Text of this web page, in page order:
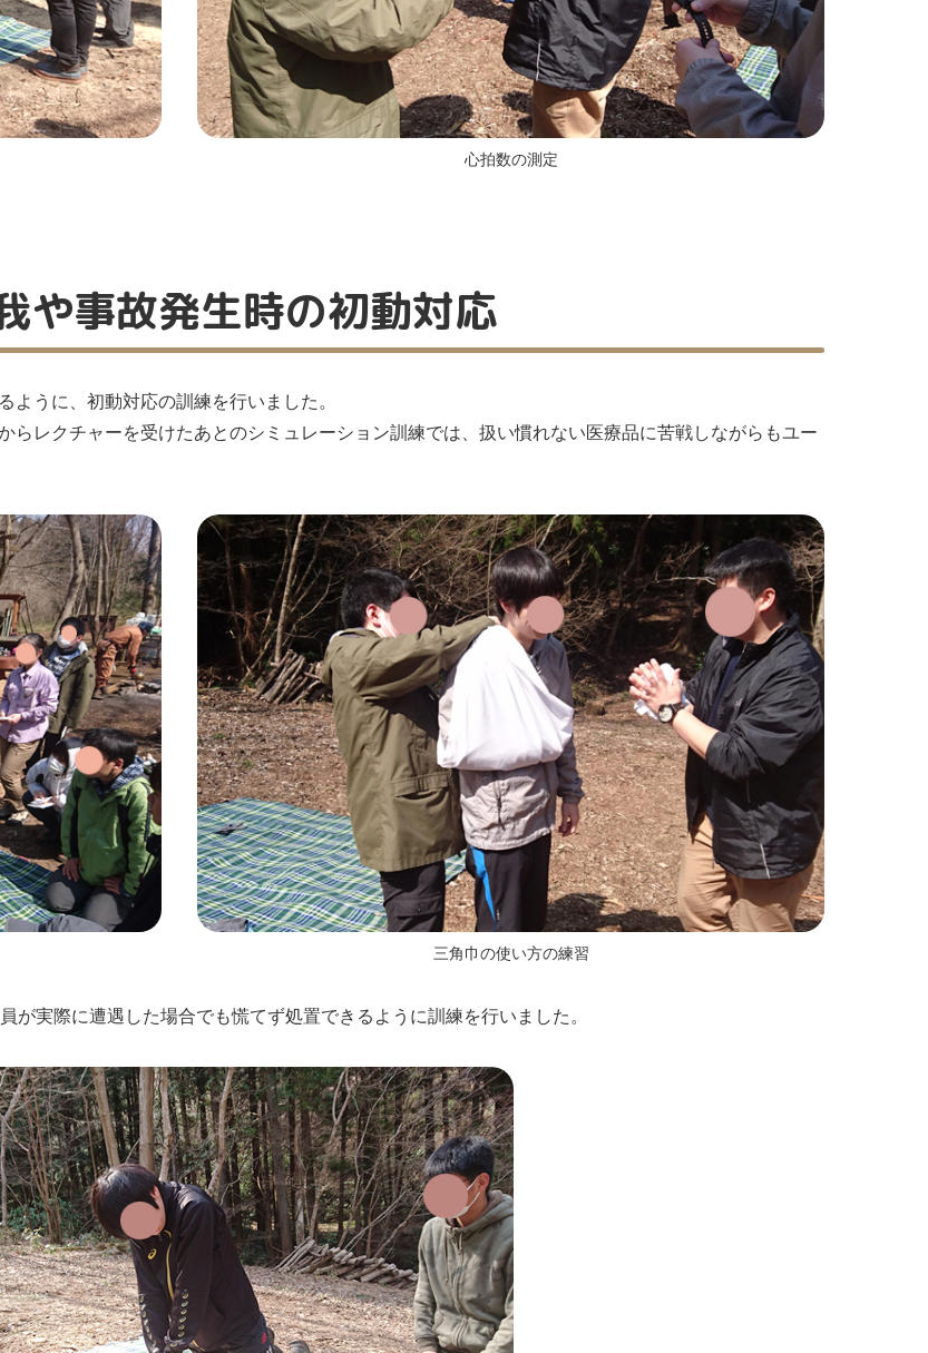
心拍数の測定
や事故発生時の初動対応
うに、初動対応の訓練を行いました。
レクチャーを受けたあとのシミュレーション訓練では、扱い慣れない医療品に苦戦しながらもユー
三角巾の使い方の練習
実際に遭遇した場合でも慌てず処置できるように訓練を行いました。